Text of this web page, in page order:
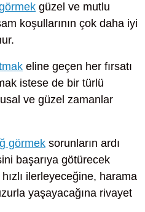
güzel ve mutlu
koşullarının çok daha iyi
eline geçen her fırsatı
istese de bir türlü
ve güzel zamanlar
görmek sorunların ardı
başarıya götürecek
ilerleyeceğine, harama
yaşayacağına rivayet